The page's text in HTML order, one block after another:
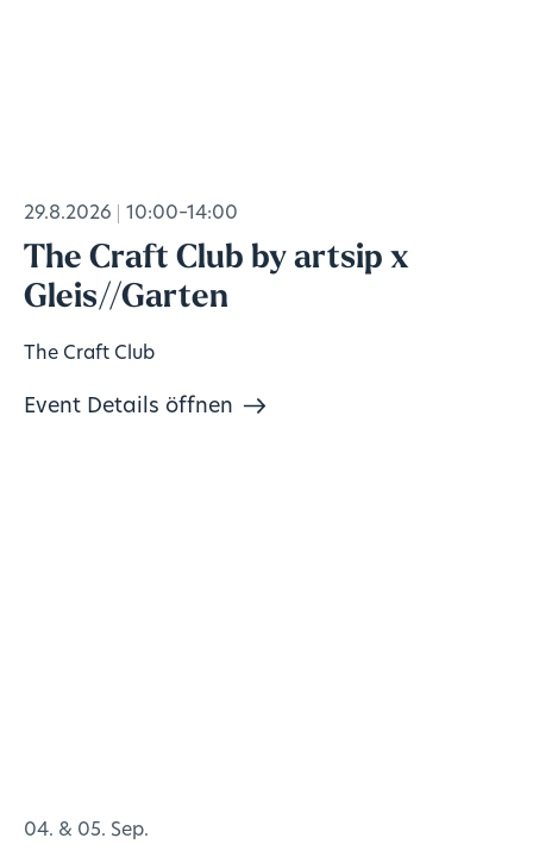
29.8.2026 10:00–14:00
The Craft Club by artsip x
Gleis//Garten
The Craft Club
Event Details öffnen
04. & 05. Sep.